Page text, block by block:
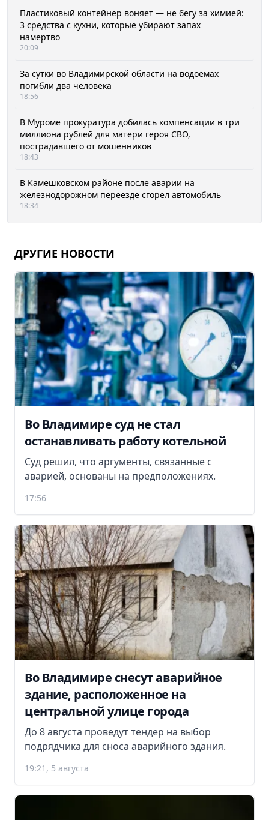
Пластиковый контейнер воняет — не бегу за химией:
3 средства с кухни, которые убирают запах
намертво
20:09
За сутки во Владимирской области на водоемах
погибли два человека
18:56
В Муроме прокуратура добилась компенсации в три
миллиона рублей для матери героя СВО,
пострадавшего от мошенников
18:43
В Камешковском районе после аварии на
железнодорожном переезде сгорел автомобиль
18:34
ДРУГИЕ НОВОСТИ
Во Владимире суд не стал
останавливать работу котельной
Суд решил, что аргументы, связанные с
аварией, основаны на предположениях.
17:56
Во Владимире снесут аварийное
здание, расположенное на
центральной улице города
До 8 августа проведут тендер на выбор
подрядчика для сноса аварийного здания.
19:21, 5 августа